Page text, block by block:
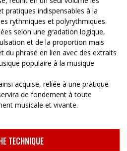
pratiques indispensables à la
rythmiques et polyrythmiques.
selon une gradation logique,
et de la proportion mais
du phrasé en lien avec des extraits
populaire à la musique
acquise, reliée à une pratique
de fondement à toute
musicale et vivante.
TECHNIQUE